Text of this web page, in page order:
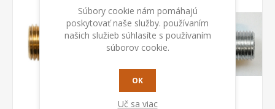
Súbory cookie nám pomáhajú
poskytovať naše služby. používaním
našich služieb súhlasíte s používaním
súborov cookie.
OK
Uč sa viac